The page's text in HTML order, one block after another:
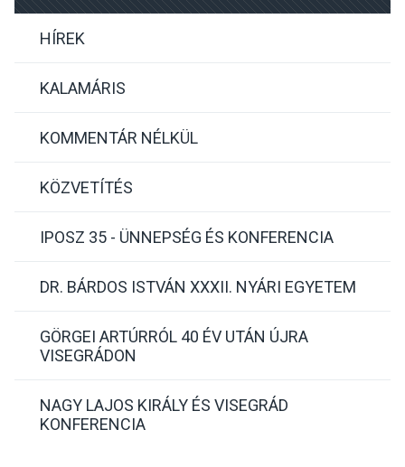
HÍREK
KALAMÁRIS
KOMMENTÁR NÉLKÜL
KÖZVETÍTÉS
IPOSZ 35 - ÜNNEPSÉG ÉS KONFERENCIA
DR. BÁRDOS ISTVÁN XXXII. NYÁRI EGYETEM
GÖRGEI ARTÚRRÓL 40 ÉV UTÁN ÚJRA
VISEGRÁDON
NAGY LAJOS KIRÁLY ÉS VISEGRÁD
KONFERENCIA